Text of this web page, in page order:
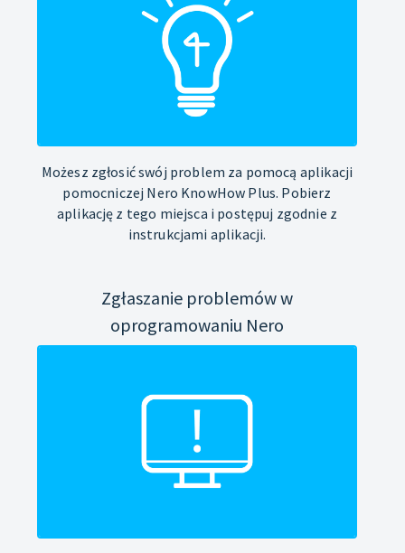
Możesz zgłosić swój problem za pomocą aplikacji
pomocniczej Nero KnowHow Plus. Pobierz
aplikację z tego miejsca i postępuj zgodnie z
instrukcjami aplikacji.
Zgłaszanie problemów w
oprogramowaniu Nero